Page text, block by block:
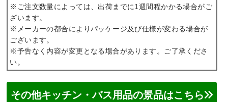
※ご注文数量によっては、出荷までに1週間程かかる場合がご
ざいます。
※メーカーの都合によりパッケージ及び仕様が変わる場合が
ございます。
※予告なく内容が変更となる場合があります。ご了承くださ
い。
その他キッチン・バス用品の景品はこちら